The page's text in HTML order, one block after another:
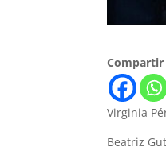
Compartir
Virginia
Beatriz